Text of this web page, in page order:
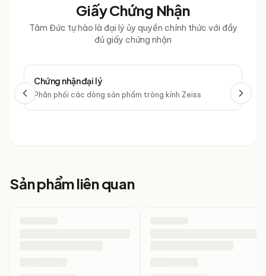
Giấy Chứng Nhận
Tâm Đức tự hào là đại lý ủy quyền chính thức với đầy
đủ giấy chứng nhận
Chứng nhận đại lý
Phân phối các dòng sản phẩm tròng kính Zeiss
Sản phẩm liên quan